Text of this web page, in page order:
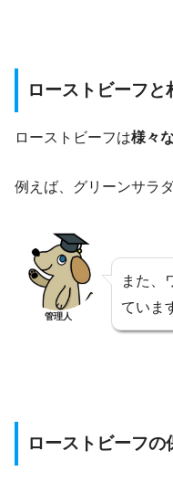
ローストビーフと
ローストビーフは様々
例えば、グリーンサラ
管理人
また、
ていま
ローストビーフの